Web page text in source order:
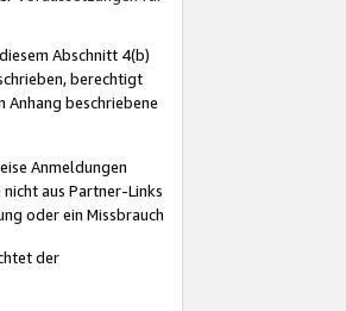
Abschnitt 4(b)
berechtigt
Anhang beschriebene
Anmeldungen
aus Partner-Links
oder ein Missbrauch
der